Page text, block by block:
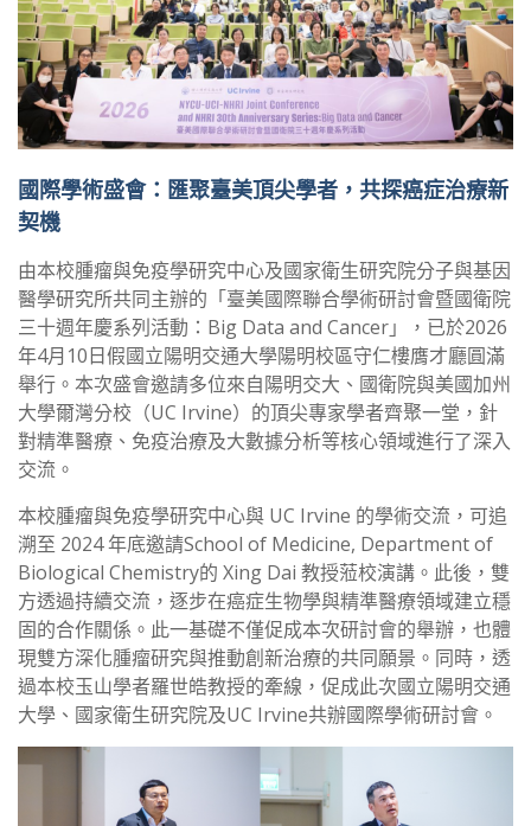
國際學術盛會：匯聚臺美頂尖學者，共探癌症治療新
契機
由本校腫瘤與免疫學研究中心及國家衛生研究院分子與基因
醫學研究所共同主辦的「臺美國際聯合學術研討會暨國衛院
三十週年慶系列活動：Big Data and Cancer」，已於2026
年4月10日假國立陽明交通大學陽明校區守仁樓膺才廳圓滿
舉行。本次盛會邀請多位來自陽明交大、國衛院與美國加州
大學爾灣分校（UC Irvine）的頂尖專家學者齊聚一堂，針
對精準醫療、免疫治療及大數據分析等核心領域進行了深入
交流。
本校腫瘤與免疫學研究中心與 UC Irvine 的學術交流，可追
溯至 2024 年底邀請School of Medicine, Department of
Biological Chemistry的 Xing Dai 教授蒞校演講。此後，雙
方透過持續交流，逐步在癌症生物學與精準醫療領域建立穩
固的合作關係。此一基礎不僅促成本次研討會的舉辦，也體
現雙方深化腫瘤研究與推動創新治療的共同願景。同時，透
過本校玉山學者羅世皓教授的牽線，促成此次國立陽明交通
大學、國家衛生研究院及UC Irvine共辦國際學術研討會。